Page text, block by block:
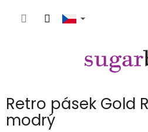
Retro pásek Gold
modrý